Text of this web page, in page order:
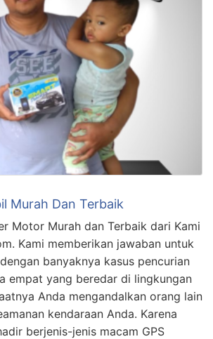
Murah Dan Terbaik
Motor Murah dan Terbaik dari Kami
Kami memberikan jawaban untuk
banyaknya kasus pencurian
empat yang beredar di lingkungan
Anda mengandalkan orang lain
kendaraan Anda. Karena
berjenis-jenis macam GPS